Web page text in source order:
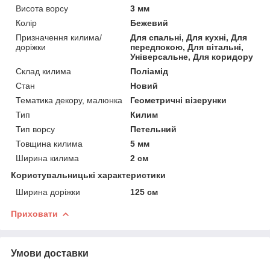
Висота ворсу
3 мм
Колір
Бежевий
Призначення килима/
доріжки
Для спальні, Для кухні, Для
передпокою, Для вітальні,
Універсальне, Для коридору
Склад килима
Поліамід
Стан
Новий
Тематика декору, малюнка
Геометричні візерунки
Тип
Килим
Тип ворсу
Петельний
Товщина килима
5 мм
Ширина килима
2 см
Користувальницькі характеристики
Ширина доріжки
125 см
Приховати
Умови доставки